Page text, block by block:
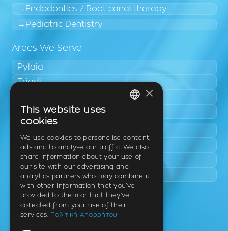
Endodontics / Root canal therapy
Pediatric Dentistry
Areas We Serve
Pylaia
Triadi
Epanomi
Kalamaria
Panorama
Charilaou
Clinic
Th. Litsa 10 – Tavaki (corner),
ENGLISH
GERMAN
×
This website uses
cookies
We use cookies to personalise content,
ads and to analyse our traffic. We also
share information about your use of
our site with our advertising and
analytics partners who may combine it
with other information that you’ve
provided to them or that they’ve
collected from your use of their
services.
Πολιτική Απορρήτου